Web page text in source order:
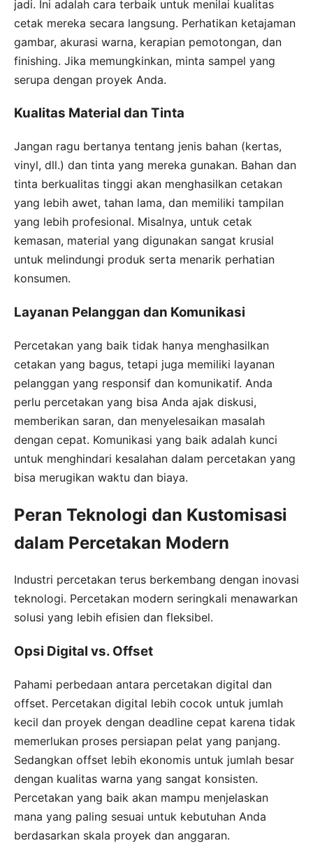
jadi. Ini adalah cara terbaik untuk menilai kualitas
cetak mereka secara langsung. Perhatikan ketajaman
gambar, akurasi warna, kerapian pemotongan, dan
finishing. Jika memungkinkan, minta sampel yang
serupa dengan proyek Anda.
Kualitas Material dan Tinta
Jangan ragu bertanya tentang jenis bahan (kertas,
vinyl, dll.) dan tinta yang mereka gunakan. Bahan dan
tinta berkualitas tinggi akan menghasilkan cetakan
yang lebih awet, tahan lama, dan memiliki tampilan
yang lebih profesional. Misalnya, untuk cetak
kemasan, material yang digunakan sangat krusial
untuk melindungi produk serta menarik perhatian
konsumen.
Layanan Pelanggan dan Komunikasi
Percetakan yang baik tidak hanya menghasilkan
cetakan yang bagus, tetapi juga memiliki layanan
pelanggan yang responsif dan komunikatif. Anda
perlu percetakan yang bisa Anda ajak diskusi,
memberikan saran, dan menyelesaikan masalah
dengan cepat. Komunikasi yang baik adalah kunci
untuk menghindari kesalahan dalam percetakan yang
bisa merugikan waktu dan biaya.
Peran Teknologi dan Kustomisasi
dalam Percetakan Modern
Industri percetakan terus berkembang dengan inovasi
teknologi. Percetakan modern seringkali menawarkan
solusi yang lebih efisien dan fleksibel.
Opsi Digital vs. Offset
Pahami perbedaan antara percetakan digital dan
offset. Percetakan digital lebih cocok untuk jumlah
kecil dan proyek dengan deadline cepat karena tidak
memerlukan proses persiapan pelat yang panjang.
Sedangkan offset lebih ekonomis untuk jumlah besar
dengan kualitas warna yang sangat konsisten.
Percetakan yang baik akan mampu menjelaskan
mana yang paling sesuai untuk kebutuhan Anda
berdasarkan skala proyek dan anggaran.